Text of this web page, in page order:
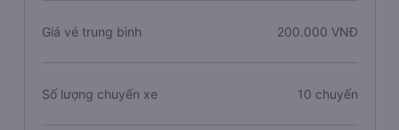
Giá vé trung bình 200.000 VNĐ
Số lượng chuyến xe 10 chuyến